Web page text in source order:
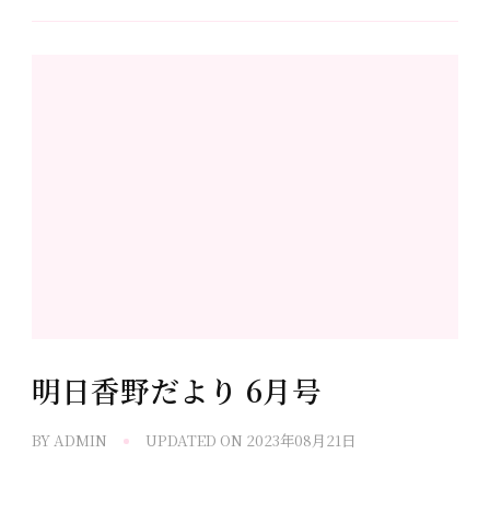
明日香野だより 6月号
BYADMIN UPDATED ON 2023年08月21日